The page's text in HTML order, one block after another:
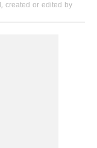
created or edited by